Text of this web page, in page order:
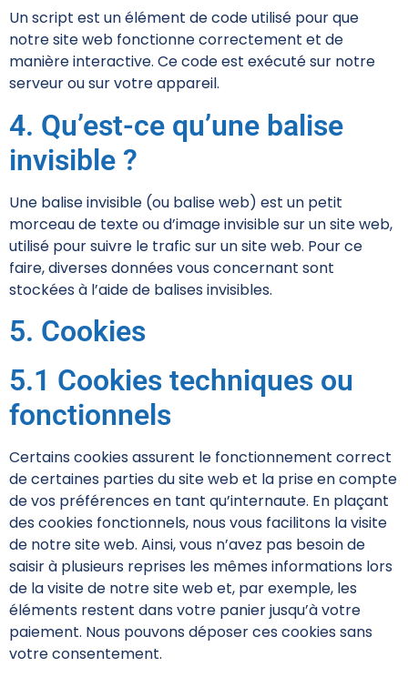
Un script est un élément de code utilisé pour que
notre site web fonctionne correctement et de
manière interactive. Ce code est exécuté sur notre
serveur ou sur votre appareil.
4. Qu’est-ce qu’une balise
invisible ?
Une balise invisible (ou balise web) est un petit
morceau de texte ou d’image invisible sur un site web,
utilisé pour suivre le trafic sur un site web. Pour ce
faire, diverses données vous concernant sont
stockées à l’aide de balises invisibles.
5. Cookies
5.1 Cookies techniques ou
fonctionnels
Certains cookies assurent le fonctionnement correct
de certaines parties du site web et la prise en compte
de vos préférences en tant qu’internaute. En plaçant
des cookies fonctionnels, nous vous facilitons la visite
de notre site web. Ainsi, vous n’avez pas besoin de
saisir à plusieurs reprises les mêmes informations lors
de la visite de notre site web et, par exemple, les
éléments restent dans votre panier jusqu’à votre
paiement. Nous pouvons déposer ces cookies sans
votre consentement.